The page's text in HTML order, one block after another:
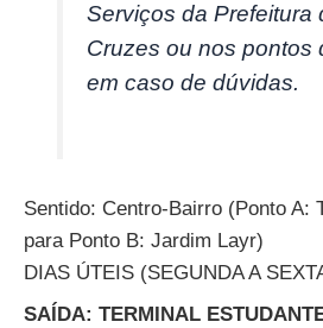
Serviços da Prefeitura
Cruzes ou nos pontos
em caso de dúvidas.
Sentido: Centro-Bairro (Ponto A:
para Ponto B: Jardim Layr)
DIAS ÚTEIS (SEGUNDA A
SAÍDA: TERMINAL